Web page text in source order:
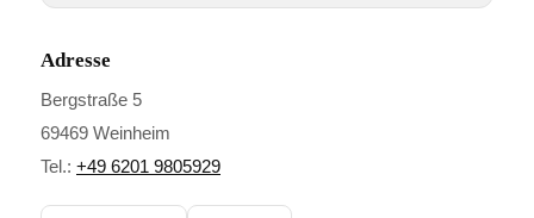
Adresse
Bergstraße 5
69469 Weinheim
Tel.: +49 6201 9805929